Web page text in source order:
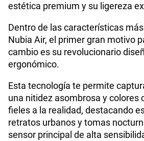
estética premium y su ligereza
Dentro de las características
Nubia Air, el primer gran motivo
cambio es su revolucionario
ergonómico.
Esta tecnología te permite
una nitidez asombrosa y colores
fieles a la realidad, destacando
retratos urbanos y tomas
sensor principal de alta